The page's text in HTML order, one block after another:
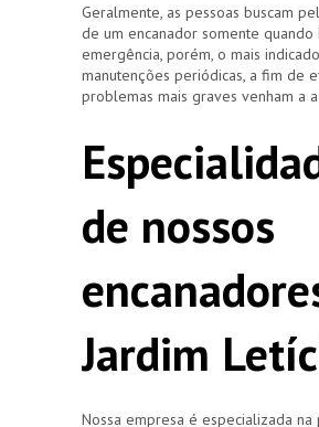
Geralmente, as pessoas buscam
de um encanador somente quando
emergência, porém, o mais
manutenções periódicas, a fim de
problemas mais graves venham a
de nossos
Jardim
Nossa empresa é especializada na